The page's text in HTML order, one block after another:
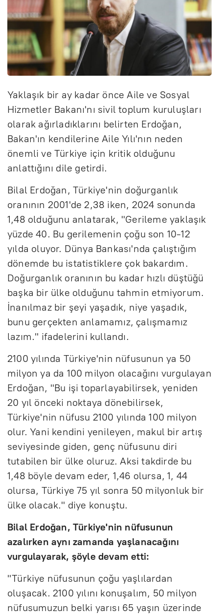
Yaklaşık bir ay kadar önce Aile ve Sosyal
Hizmetler Bakanı'nı sivil toplum kuruluşları
olarak ağırladıklarını belirten Erdoğan,
Bakan'ın kendilerine Aile Yılı'nın neden
önemli ve Türkiye için kritik olduğunu
anlattığını dile getirdi.
Bilal Erdoğan, Türkiye'nin doğurganlık
oranının 2001'de 2,38 iken, 2024 sonunda
1,48 olduğunu anlatarak, "Gerileme yaklaşık
yüzde 40. Bu gerilemenin çoğu son 10-12
yılda oluyor. Dünya Bankası'nda çalıştığım
dönemde bu istatistiklere çok bakardım.
Doğurganlık oranının bu kadar hızlı düştüğü
başka bir ülke olduğunu tahmin etmiyorum.
İnanılmaz bir şeyi yaşadık, niye yaşadık,
bunu gerçekten anlamamız, çalışmamız
lazım." ifadelerini kullandı.
2100 yılında Türkiye'nin nüfusunun ya 50
milyon ya da 100 milyon olacağını vurgulayan
Erdoğan, "Bu işi toparlayabilirsek, yeniden
20 yıl önceki noktaya dönebilirsek,
Türkiye'nin nüfusu 2100 yılında 100 milyon
olur. Yani kendini yenileyen, makul bir artış
seviyesinde giden, genç nüfusunu diri
tutabilen bir ülke oluruz. Aksi takdirde bu
1,48 böyle devam eder, 1,46 olursa, 1, 44
olursa, Türkiye 75 yıl sonra 50 milyonluk bir
ülke olacak." diye konuştu.
Bilal Erdoğan, Türkiye'nin nüfusunun
azalırken aynı zamanda yaşlanacağını
vurgulayarak, şöyle devam etti:
"Türkiye nüfusunun çoğu yaşlılardan
oluşacak. 2100 yılını konuşalım, 50 milyon
nüfusumuzun belki yarısı 65 yaşın üzerinde